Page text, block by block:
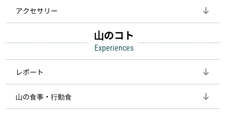
アクセサリー
山のコト
Experiences
レポート
山の食事・行動食